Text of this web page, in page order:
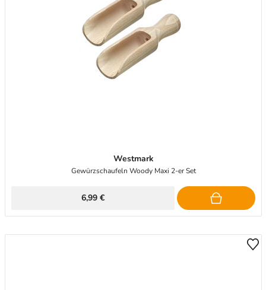
Westmark
Gewürzschaufeln Woody Maxi 2-er Set
6,99 €